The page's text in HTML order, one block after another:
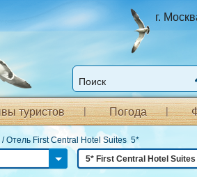
г.
туристов Погода
/Отель First Central Hotel Suites 5*
5* First Central Hotel Suites